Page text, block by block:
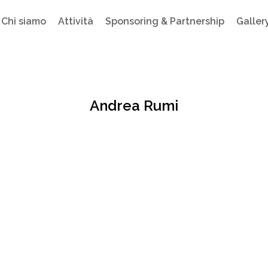
Chi siamo Attività Sponsoring & Partnership
Andrea Rumi